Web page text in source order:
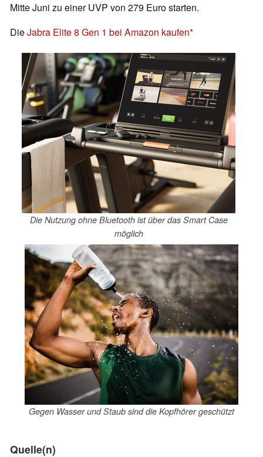
Mitte Juni zu einer UVP von 279 Euro starten.
DieJabra Elite 8 Gen 1 bei Amazon kaufen
Die Nutzung ohne Bluetooth ist über das Smart Case
möglich
Gegen Wasser und Staub sind die Kopfhörer geschützt
Quelle(n)